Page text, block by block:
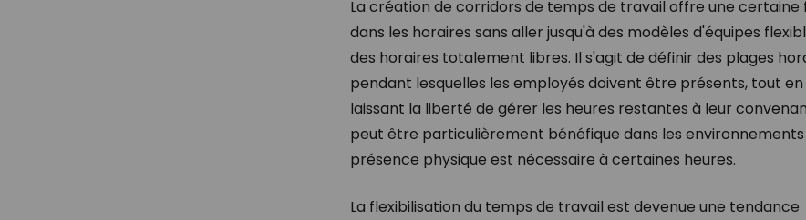
La création de corridors de temps de travail offre une certaine
dans les horaires sans aller jusqu'à des modèles d'équipes
des horaires totalement libres. Il s'agit de définir des plages
pendant lesquelles les employés doivent être présents, tout en
laissant la liberté de gérer les heures restantes à leur
peut être particulièrement bénéfique dans les environnements
présence physique est nécessaire à certaines heures.
La flexibilisation du temps de travail est devenue une tendance